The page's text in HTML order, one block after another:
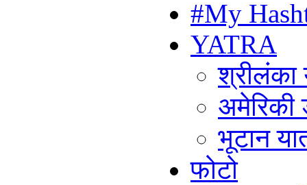
#My
YATRA
श्रीलंका
अमेरिकी
भूटान
फोटो